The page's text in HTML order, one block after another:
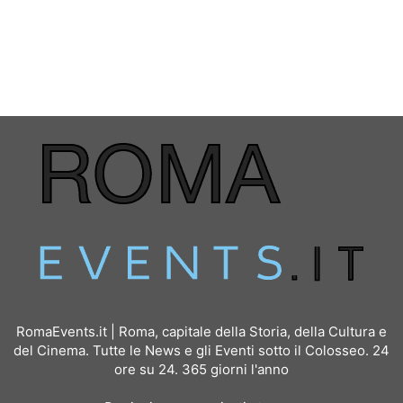
RomaEvents.it | Roma, capitale della Storia, della Cultura e
del Cinema. Tutte le News e gli Eventi sotto il Colosseo. 24
ore su 24. 365 giorni l'anno